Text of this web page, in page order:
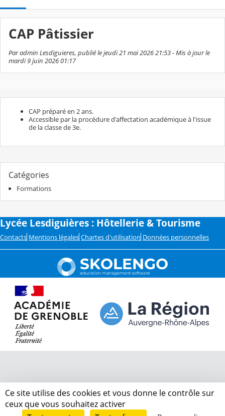
CAP Pâtissier
Par admin Lesdiguieres, publié le jeudi 21 mai 2026 21:53 - Mis à jour le
mardi 9 juin 2026 01:17
CAP préparé en 2 ans.
Accessible par la procédure d'affectation académique à l'issue
de la classe de 3e.
Catégories
Formations
Lycée Lesdiguières : Hôtellerie & Tourisme
Contacts Mentions légales Chartes d'utilisation Données personnelles
Ce site utilise des cookies et vous donne le contrôle sur
ceux que vous souhaitez activer